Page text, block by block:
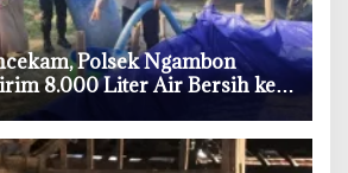
Polsek Ngambon
8.000 Liter Air Bersih ke